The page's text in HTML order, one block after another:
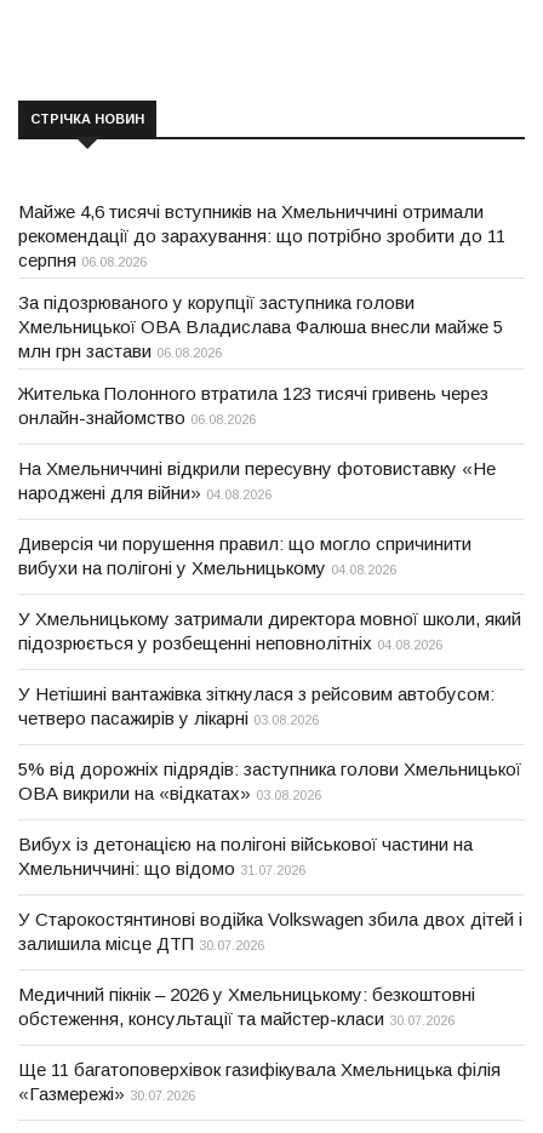
СТРІЧКА НОВИН
Майже 4,6 тисячі вступників на Хмельниччині отримали
рекомендації до зарахування: що потрібно зробити до 11
серпня 06.08.2026
За підозрюваного у корупції заступника голови
Хмельницької ОВА Владислава Фалюша внесли майже 5
млн грн застави 06.08.2026
Жителька Полонного втратила 123 тисячі гривень через
онлайн-знайомство 06.08.2026
На Хмельниччині відкрили пересувну фотовиставку «Не
народжені для війни» 04.08.2026
Диверсія чи порушення правил: що могло спричинити
вибухи на полігоні у Хмельницькому 04.08.2026
У Хмельницькому затримали директора мовної школи, який
підозрюється у розбещенні неповнолітніх 04.08.2026
У Нетішині вантажівка зіткнулася з рейсовим автобусом:
четверо пасажирів у лікарні 03.08.2026
5% від дорожніх підрядів: заступника голови Хмельницької
ОВА викрили на «відкатах» 03.08.2026
Вибух із детонацією на полігоні військової частини на
Хмельниччині: що відомо 31.07.2026
У Старокостянтинові водійка Volkswagen збила двох дітей і
залишила місце ДТП 30.07.2026
Медичний пікнік – 2026 у Хмельницькому: безкоштовні
обстеження, консультації та майстер-класи 30.07.2026
Ще 11 багатоповерхівок газифікувала Хмельницька філія
«Газмережі» 30.07.2026